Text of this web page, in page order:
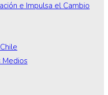
e Impulsa el Cambio
Medios